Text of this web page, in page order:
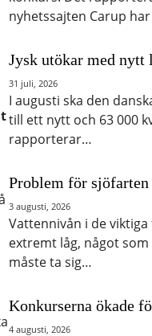
nyhetssajten Carup
Jysk utökar med nytt
31 juli, 2026
I augusti ska den
till ett nytt och 63 000
rapporterar…
Problem för sjöfarten
3 augusti, 2026
Vattennivån i de
extremt låg, något
måste ta sig…
Konkurserna ökade
4 augusti, 2026